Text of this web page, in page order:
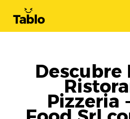
Descubre
Pizzeria